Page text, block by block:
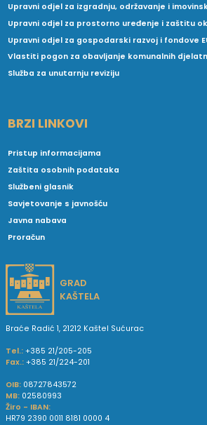
Upravni odjel za izgradnju, održavanje i
Upravni odjel za prostorno uređenje i zaštitu
Upravni odjel za gospodarski razvoj i fondove
Vlastiti pogon za obavljanje komunalnih
Služba za unutarnju reviziju
BRZI LINKOVI
Pristup informacijama
Zaštita osobnih podataka
Službeni glasnik
Savjetovanje s javnošću
Javna nabava
Proračun
GRAD
KAŠTELA
Braće Radić 1, 21212 Kaštel Sućurac
Tel.: +385 21/205-205
Fax.: +385 21/224-201
OIB: 08727843572
MB: 02580993
Žiro - IBAN:
HR79 2390 0011 8181 0000 4